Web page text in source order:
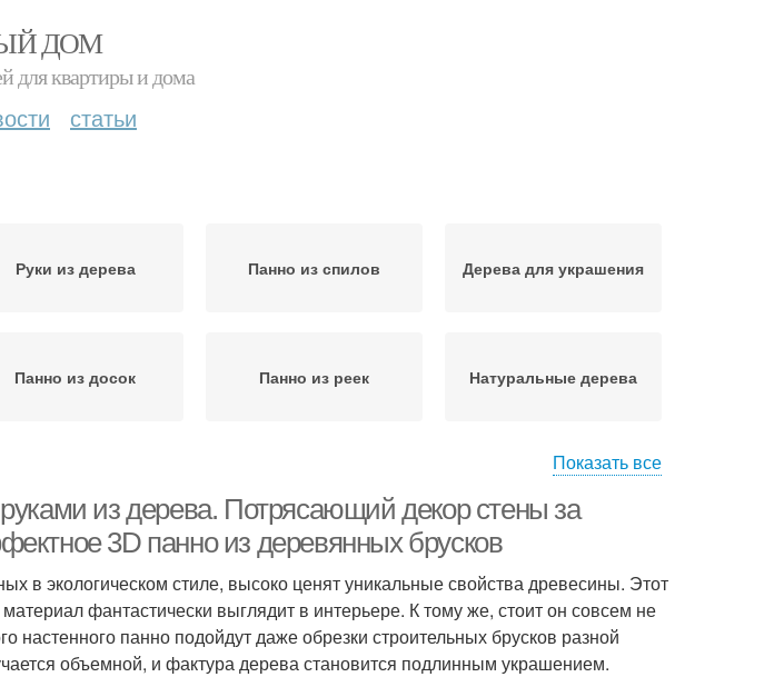
ДОМ
для квартиры и дома
статьи
Руки из дерева Панно из спилов Дерева для украшения
Панно из досок Панно из реек Натуральные дерева
Показать все
из дерева. Потрясающий декор стены за
3D панно из деревянных брусков
в экологическом стиле, высоко ценят уникальные свойства древесины. Этот
фантастически выглядит в интерьере. К тому же, стоит он совсем не
настенного панно подойдут даже обрезки строительных брусков разной
объемной, и фактура дерева становится подлинным украшением.